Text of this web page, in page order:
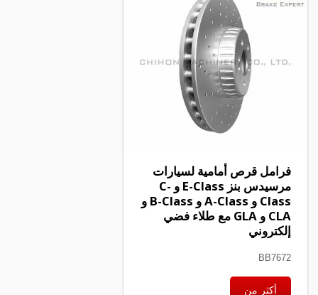
فرامل قرص أمامية لسيارات
مرسيدس بنز E-Class و C-
Class و A-Class و B-Class و
CLA و GLA مع طلاء فضي
إلكتروني
BB7672
أكثر من